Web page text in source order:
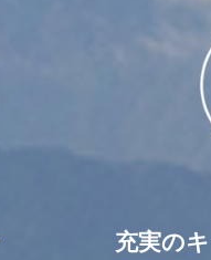
充実の